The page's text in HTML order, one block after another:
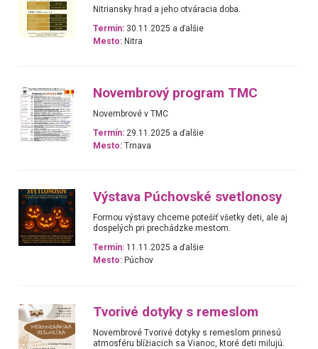
Nitriansky hrad a jeho otváracia doba.
Termín: 30.11.2025 a ďalšie
Mesto: Nitra
Novembrový program TMC
Novembrové v TMC
Termín: 29.11.2025 a ďalšie
Mesto: Trnava
Výstava Púchovské svetlonosy
Formou výstavy chceme potešiť všetky deti, ale aj
dospelých pri prechádzke mestom.
Termín: 11.11.2025 a ďalšie
Mesto: Púchov
Tvorivé dotyky s remeslom
Novembrové Tvorivé dotyky s remeslom prinesú
atmosféru blížiacich sa Vianoc, ktoré deti milujú.